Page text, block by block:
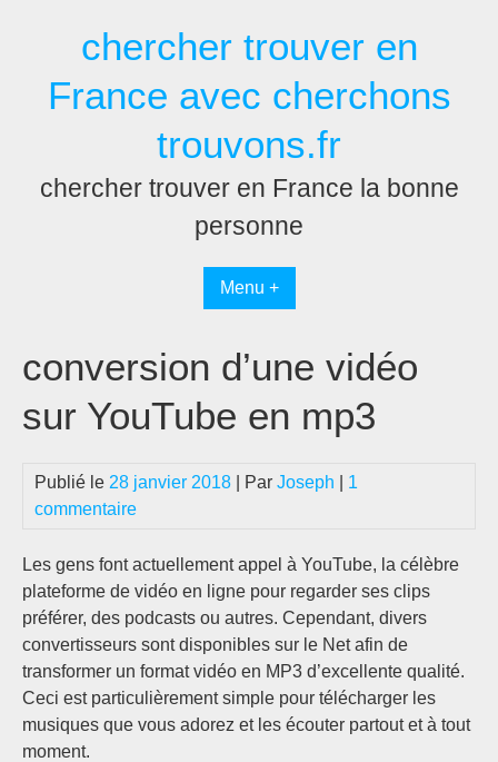
chercher trouver en
France avec cherchons
trouvons.fr
chercher trouver en France la bonne
personne
Menu +
conversion d’une vidéo
sur YouTube en mp3
Publié le 28 janvier 2018 | Par Joseph
1
commentaire
Les gens font actuellement appel à YouTube, la célèbre
plateforme de vidéo en ligne pour regarder ses clips
préférer, des podcasts ou autres. Cependant, divers
convertisseurs sont disponibles sur le Net afin de
transformer un format vidéo en MP3 d’excellente qualité.
Ceci est particulièrement simple pour télécharger les
musiques que vous adorez et les écouter partout et à tout
moment.